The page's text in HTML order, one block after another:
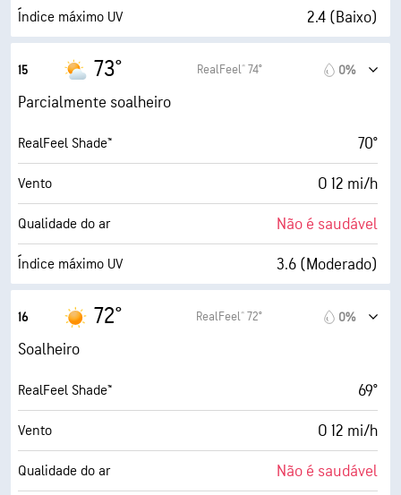
Visibilidade 5 milhas
Índice máximo UV 2.4 (Baixo)
Humidade
Ponto de orvalho 63° F
AccuLumen Brightness Index™ 6 (Médio)
Cobertura de nuvens 66%
Visibilidade 5 milhas
15 73° RealFeel® 74° 0%
Parcialmente soalheiro
RealFeel Shade™ 70°
Vento O 12 mi/h
Qualidade do ar Não é saudável
Índice máximo UV 3.6 (Moderado)
Humidade
Ponto de orvalho 63° F
AccuLumen Brightness Index™ 9 (Muito claro)
Cobertura de nuvens 35%
16 72° RealFeel® 72° 0%
Soalheiro
RealFeel Shade™ 69°
Vento O 12 mi/h
Qualidade do ar Não é saudável